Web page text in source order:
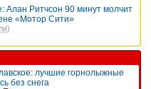
Алан Ритчсон 90 минут молчит
«Мотор Сити»
)
лучшие горнолыжные
без снега